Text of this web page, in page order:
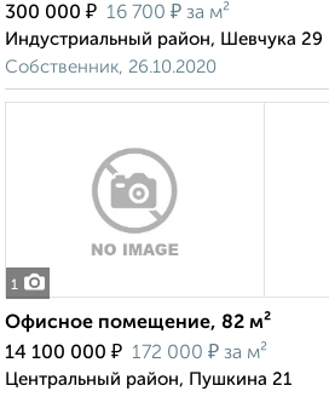
300 000 ₽ 16 700 ₽ за м²
Индустриальный район, Шевчука 29
Собственник, 26.10.2020
1
Офисное помещение, 82 м²
14 100 000 ₽ 172 000 ₽ за м²
Центральный район, Пушкина 21